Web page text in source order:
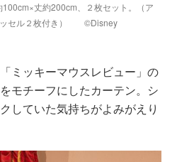
丈約200cm、２枚セット。（ア
ッセル２枚付き） ©Disney
ミッキーマウスレビュー」の
モチーフにしたカーテン。シ
していた気持ちがよみがえり